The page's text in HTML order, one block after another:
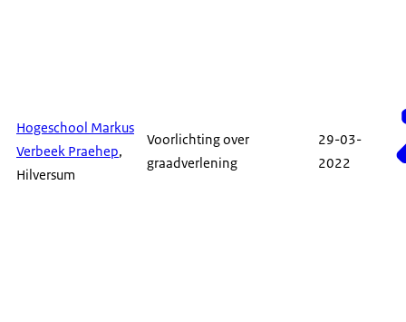
Hogeschool Markus
Verbeek Praehep,
Hilversum
Voorlichting over
graadverlening
29-03-
2022